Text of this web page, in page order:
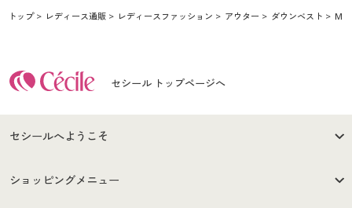
トップ レディース通販 レディースファッション アウター ダウンベスト M
セシール トップページへ
セシールへようこそ
はじめての方へ
ショッピングメニュー